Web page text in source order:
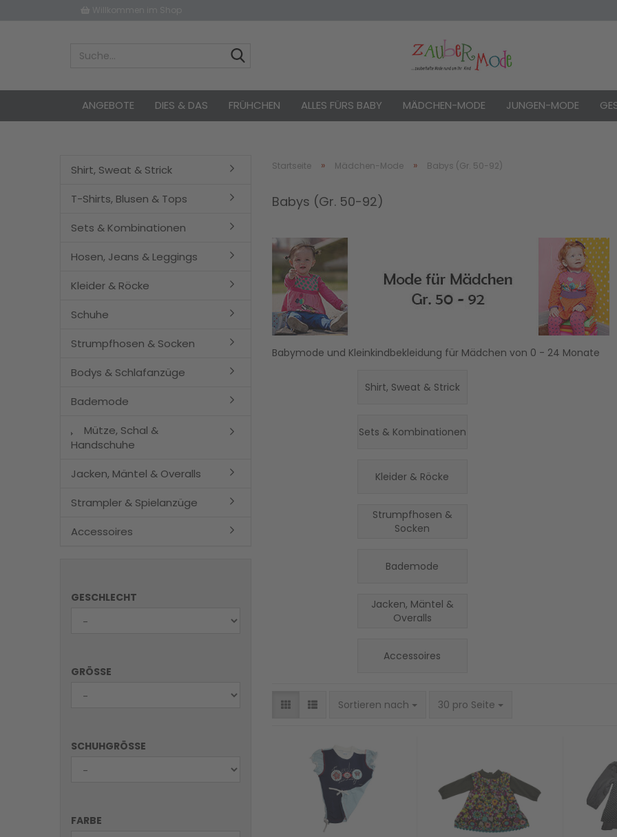
ANGEBOTE DIES & DAS FRÜHCHEN ALLES FÜRS BABY MÄDCHEN-MODE JUNGEN-MODE
Startseite » Mädchen-Mode » Babys (Gr. 50-92)
Babys (Gr. 50-92)
Babymode und Kleinkindbekleidung für Mädchen von 0 - 24 Monate
Shirt, Sweat & Strick
Sets & Kombinationen
Kleider & Röcke
Strumpfhosen &
Socken
Bademode
Jacken, Mäntel &
Overalls
Accessoires
Sortieren nach 30 pro Seite
Shirt, Sweat & Strick
T-Shirts, Blusen & Tops
Sets & Kombinationen
Hosen, Jeans & Leggings
Kleider & Röcke
Schuhe
Strumpfhosen & Socken
Bodys & Schlafanzüge
Bademode
Mütze, Schal &
Handschuhe
Jacken, Mäntel & Overalls
Strampler & Spielanzüge
Accessoires
GESCHLECHT
GRÖSSE
SCHUHGRÖSSE
FARBE